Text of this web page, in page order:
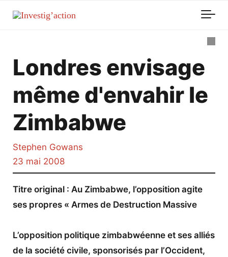
Londres envisage
même d'envahir le
Zimbabwe
Stephen Gowans
23 mai 2008
Titre original : Au Zimbabwe, l’opposition agite
ses propres « Armes de Destruction Massive
L’opposition politique zimbabwéenne et ses alliés
de la société civile, sponsorisés par l’Occident,